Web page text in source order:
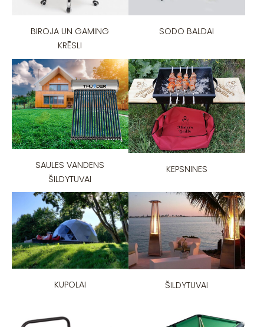
BIROJA UN GAMING
KRĒSLI
SODO BALDAI
SAULES VANDENS
ŠILDYTUVAI
KEPSNINES
KUPOLAI ŠILDYTUVAI